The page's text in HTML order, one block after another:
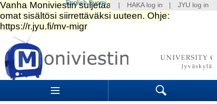
Siirry
sisältöön.
|
Siirry
navigointiin
Sections Search
HAKA log in JYU log in
English Suomi